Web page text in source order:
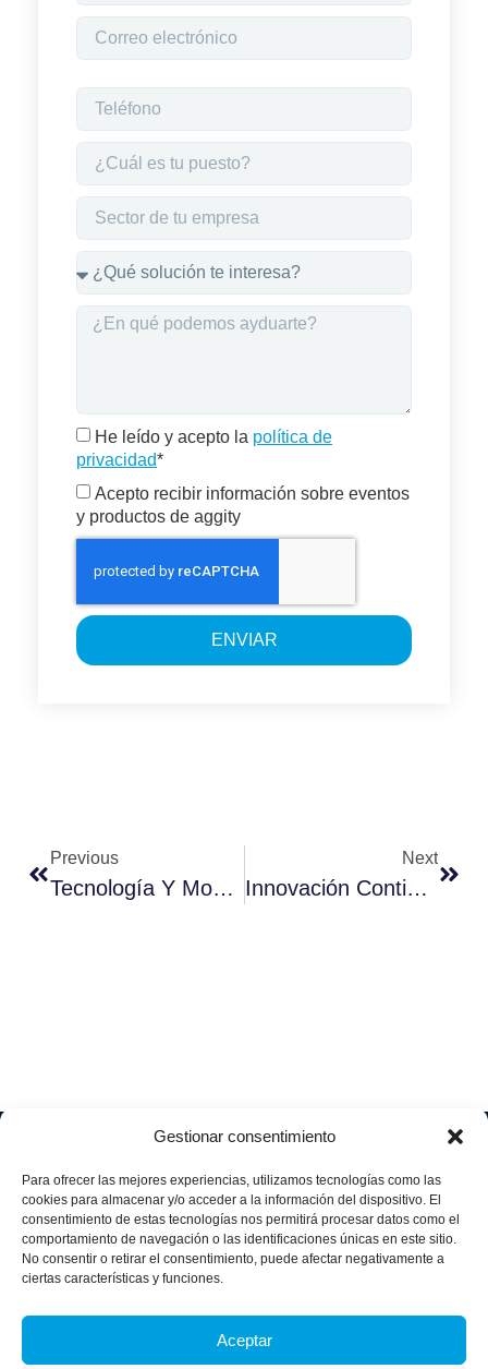
Gestionar consentimiento
Para ofrecer las mejores experiencias, utilizamos tecnologías como las
cookies para almacenar y/o acceder a la información del dispositivo. El
consentimiento de estas tecnologías nos permitirá procesar datos como el
comportamiento de navegación o las identificaciones únicas en este sitio.
No consentir o retirar el consentimiento, puede afectar negativamente a
ciertas características y funciones.
Aceptar
He leído y acepto la política de
privacidad*
Acepto recibir información sobre eventos
y productos de aggity
ENVIAR
Previous
Tecnología Y Modelos De Trabajos Híbridos
Next
Innovación Continua En Clave De Resiliencia
Soluciones
Data
Industria
4.0
Industrial
Retail
Health &
Services
Travel &
Quiénes
Únete
a
aggity
Contacto
legal
Política
de
Privacid
ad
de